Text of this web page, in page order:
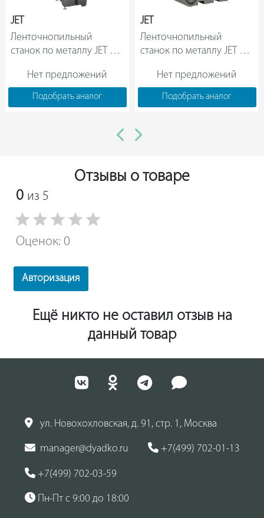
JET
Ленточнопильный
станок по металлу JET
Нет предложений
Подобрать аналог
JET
Ленточнопильный
станок по металлу JET
50000447T
Нет предложений
Подобрать аналог
Отзывы о товаре
0 из 5
Оценок: 0
Авторизация
Ещё никто не оставил отзыв на
данный товар
ул. Новохохловская, д. 91, стр. 1, Москва
manager@dyadko.ru +7(499) 702-01-13
+7(499) 702-03-59
Пн-Пт с 9:00 до 18:00